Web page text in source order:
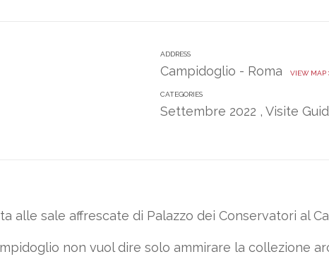
ADDRESS
Campidoglio - Roma VIEW MAP
CATEGORIES
Settembre 2022 ,Visite
alle sale affrescate di Palazzo dei Conservatori al
non vuol dire solo ammirare la collezione